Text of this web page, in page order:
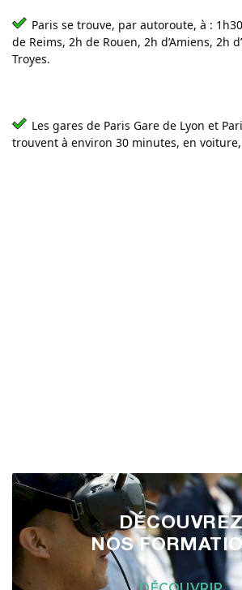
Paris se trouve, par autoroute, à :
de Reims, 2h de Rouen, 2h d’Amiens, 2h
Troyes.
Les gares de Paris Gare de Lyon et
trouvent à environ 30 minutes, en
DÉCOUVREZ
NOS